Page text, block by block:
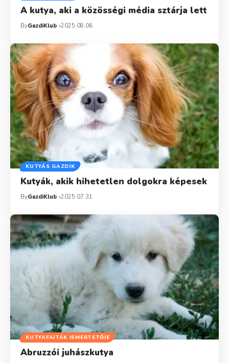
A kutya, aki a közösségi média sztárja lett
ByGazdiKlub 2025.08.06.
KUTYÁS GAZDIK
Kutyák, akik hihetetlen dolgokra képesek
ByGazdiKlub 2025.07.31.
KUTYAFAJTÁK ISMERTETŐJE
Abruzzói juhászkutya